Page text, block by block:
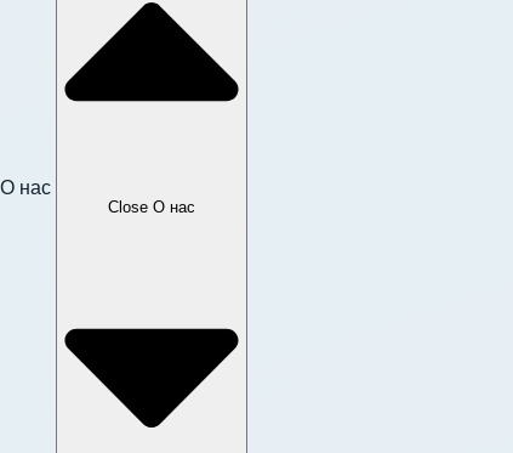
О нас
Close О нас